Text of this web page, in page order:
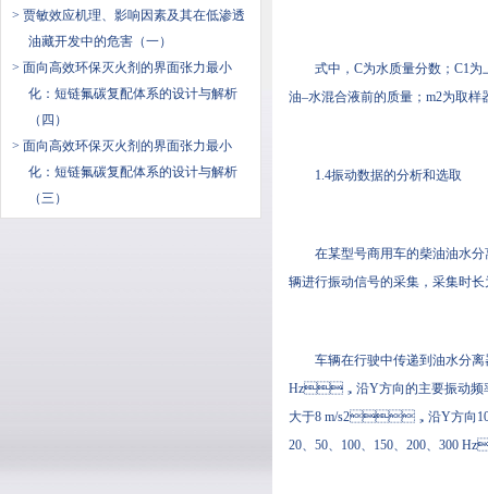
> 贾敏效应机理、影响因素及其在低渗透
油藏开发中的危害（一）
> 面向高效环保灭火剂的界面张力最小
化：短链氟碳复配体系的设计与解析
（四）
> 面向高效环保灭火剂的界面张力最小
化：短链氟碳复配体系的设计与解析
（三）
式中，C为水质量分数；
油–水混合液前的质量；m2为取
1.4振动数据的分析和选取
在某型号商用车的柴油油水分
辆进行振动信号的采集，采集
车辆在行驶中传递到油水分离器
Hz，沿Y方向的主要振动频率为
大于8 m/s2，沿Y方向100
20、50、100、150、